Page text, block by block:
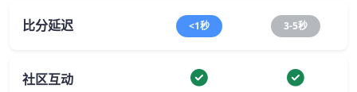
比分延迟 <1秒 3-5秒
社区互动